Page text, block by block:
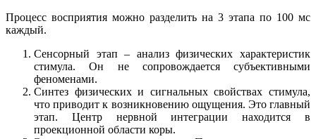
Процесс восприятия можно разделить на 3 этапа по 100 мс
каждый.
Сенсорный этап – анализ физических характеристик
стимула. Он не сопровождается субъективными
феноменами.
Синтез физических и сигнальных свойствах стимула,
что приводит к возникновению ощущения. Это главный
этап. Центр нервной интеграции находится в
проекционной области коры.